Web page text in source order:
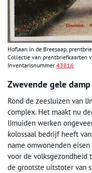
Hoflaan in de Breesaap,
Collectie van prentbriefkaarten
Inventarisnummer 43816
Zwevende gele damp
Rond de zeesluizen van
complex. Het maakt nu
IJmuiden werken
kolossaal bedrijf heeft
name omwonenden
voor de volksgezondheid
de grootste uitstoter van